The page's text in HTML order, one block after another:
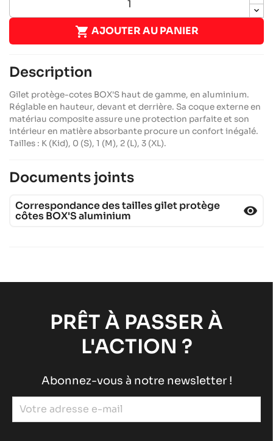
 AJOUTER AU PANIER
Description
Gilet protège-cotes BOX'S haut de gamme, en aluminium.
Réglable en hauteur, devant et derrière. Sa coque externe en
matériau composite assure une protection parfaite et son
intérieur en matière absorbante procure un confort inégalé.
Tailles : K (Kid), 0 (S), 1 (M), 2 (L), 3 (XL).
Documents joints
Correspondance des tailles gilet protège
côtes BOX'S aluminium
visibility
PRÊT À PASSER À
L'ACTION ?
Abonnez-vous à notre newsletter !